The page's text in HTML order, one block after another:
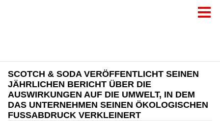
SCOTCH & SODA VERÖFFENTLICHT SEINEN
JÄHRLICHEN BERICHT ÜBER DIE
AUSWIRKUNGEN AUF DIE UMWELT, IN DEM
DAS UNTERNEHMEN SEINEN ÖKOLOGISCHEN
FUSSABDRUCK VERKLEINERT